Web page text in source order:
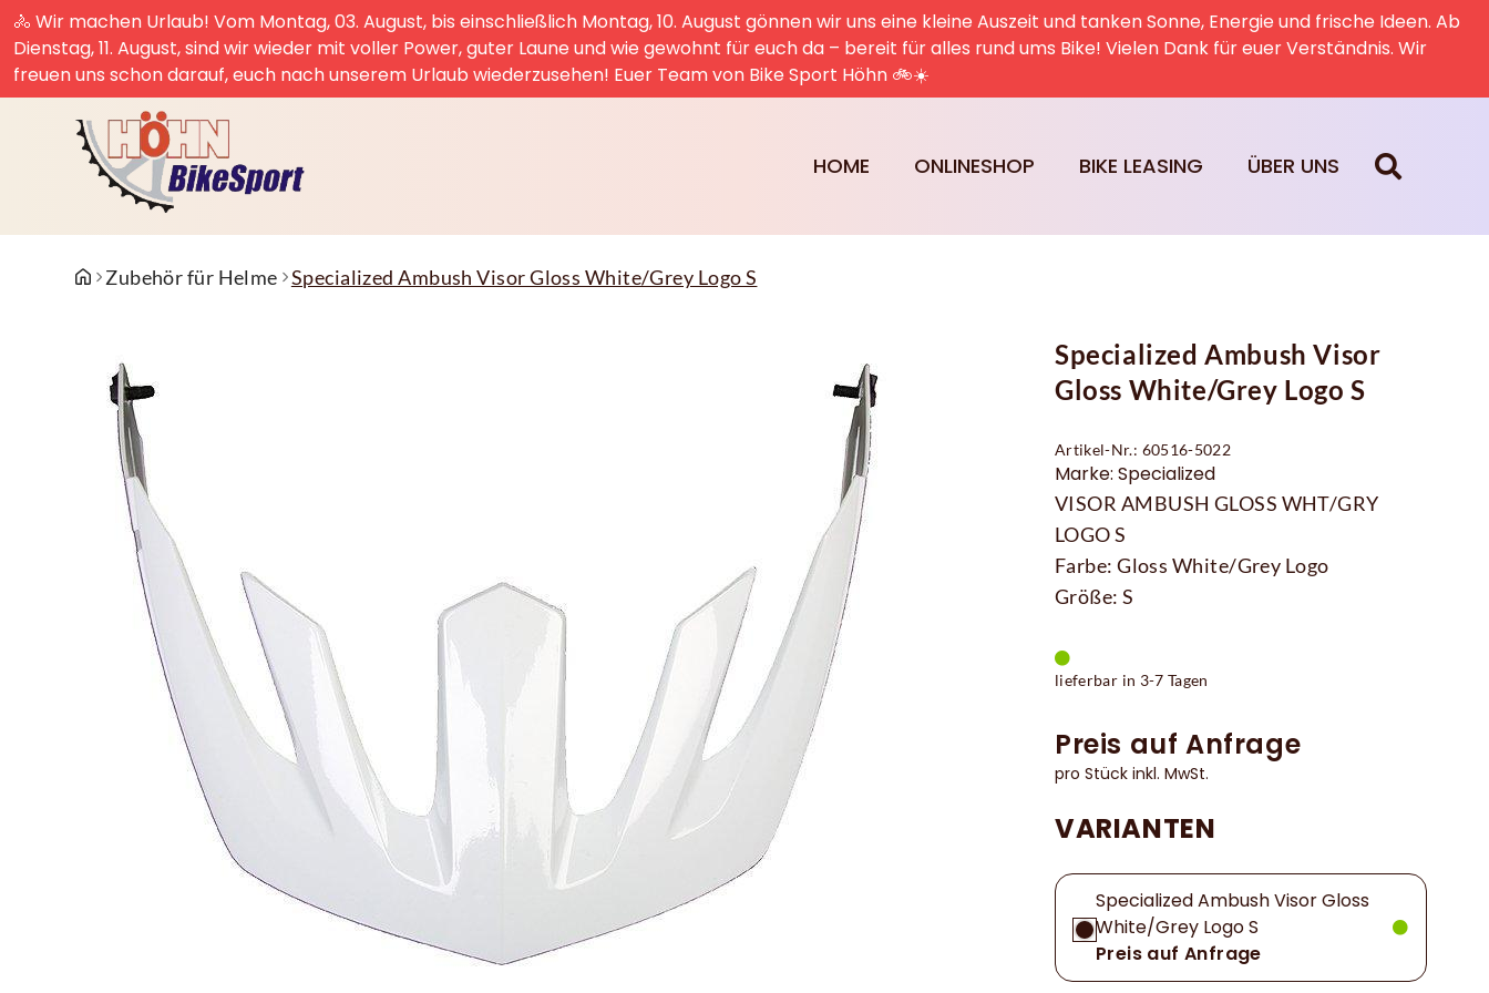
🚴 Wir machen Urlaub! Vom Montag, 03. August, bis einschließlich Montag, 10. August gönnen wir uns eine kleine Auszeit und tanken Sonne, Energie und frische Ideen. Ab
Dienstag, 11. August, sind wir wieder mit voller Power, guter Laune und wie gewohnt für euch da – bereit für alles rund ums Bike! Vielen Dank für euer Verständnis. Wir
freuen uns schon darauf, euch nach unserem Urlaub wiederzusehen! Euer Team von Bike Sport Höhn 🚲☀️
HOME ONLINESHOP BIKE LEASING ÜBER UNS
Zubehör für Helme Specialized Ambush Visor Gloss White/Grey Logo S
Specialized Ambush Visor
Gloss White/Grey Logo S
Artikel-Nr.: 60516-5022
Marke: Specialized
VISOR AMBUSH GLOSS WHT/GRY
LOGO S
Farbe: Gloss White/Grey Logo
Größe: S
lieferbar in 3-7 Tagen
Preis auf Anfrage
pro Stück inkl. MwSt.
VARIANTEN
Specialized Ambush Visor Gloss
White/Grey Logo S
Preis auf Anfrage